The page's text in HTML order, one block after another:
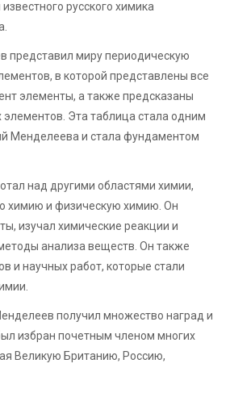
русского химика
представил миру периодическую
в которой представлены все
элементы, а также предсказаны
элементов. Эта таблица стала одним
Менделеева и стала фундаментом
над другими областями химии,
химию и физическую химию. Он
изучал химические реакции и
анализа веществ. Он также
и научных работ, которые стали
получил множество наград и
избран почетным членом многих
Великую Британию, Россию,